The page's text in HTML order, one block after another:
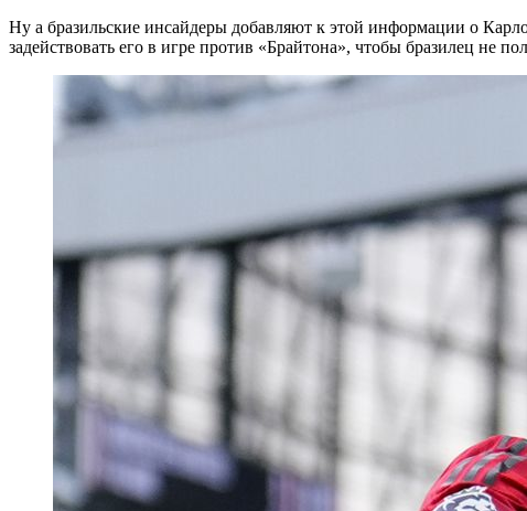
Ну а бразильские инсайдеры добавляют к этой информации о
задействовать его в игре против «Брайтона», чтобы бразилец не